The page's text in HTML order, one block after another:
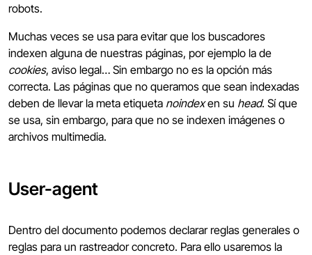
robots.
Muchas veces se usa para evitar que los buscadores
indexen alguna de nuestras páginas, por ejemplo la de
cookies, aviso legal… Sin embargo no es la opción más
correcta. Las páginas que no queramos que sean indexadas
deben de llevar la meta etiqueta noindexen su head. Sí que
se usa, sin embargo, para que no se indexen imágenes o
archivos multimedia.
User-agent
Dentro del documento podemos declarar reglas generales o
reglas para un rastreador concreto. Para ello usaremos la